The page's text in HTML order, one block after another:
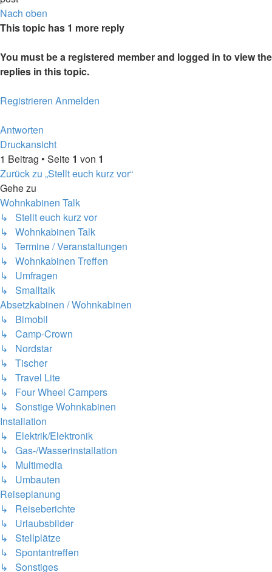
Nach oben
This topic has 1 more reply
You must be a registered member and logged in to view the
replies in this topic.
Registrieren Anmelden
Antworten
Druckansicht
1 Beitrag • Seite 1 von 1
Zurück zu „Stellt euch kurz vor“
Gehe zu
Wohnkabinen Talk
↳ Stellt euch kurz vor
↳ Wohnkabinen Talk
↳ Termine / Veranstaltungen
↳ Wohnkabinen Treffen
↳ Umfragen
↳ Smalltalk
Absetzkabinen / Wohnkabinen
↳ Bimobil
↳ Camp-Crown
↳ Nordstar
↳ Tischer
↳ Travel Lite
↳ Four Wheel Campers
↳ Sonstige Wohnkabinen
Installation
↳ Elektrik/Elektronik
↳ Gas-/Wasserinstallation
↳ Multimedia
↳ Umbauten
Reiseplanung
↳ Reiseberichte
↳ Urlaubsbilder
↳ Stellplätze
↳ Spontantreffen
↳ Sonstiges